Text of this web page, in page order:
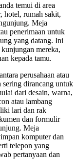
temui di area
hotel, rumah sakit,
Meja
penerimaan untuk
yang datang. Ini
mereka,
kepada tamu.
perusahaan atau
sering dirancang untuk
dari desain, warna,
atau lambang
lari dan rak
dan formulir
Meja
komputer dan
telepon yang
pertanyaan dan